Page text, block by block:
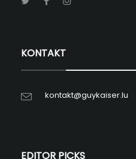
KONTAKT
kontakt@guykaiser.lu
EDITOR PICKS